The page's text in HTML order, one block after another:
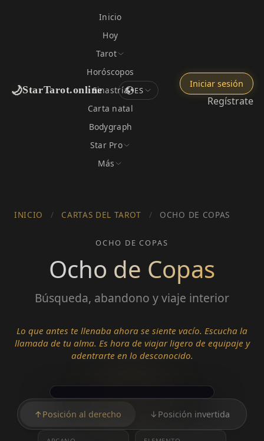
🌙StarTarot.online
Inicio
Hoy
Tarot
Horóscopos
Sinastría
Carta natal
Bodygraph
Star Pro
Más
ES
Iniciar sesión
Regístrate
INICIO / CARTAS DEL TAROT / OCHO DE COPAS
OCHO DE COPAS
Ocho de Copas
Búsqueda, abandono y viaje interior
Lo que antes te llenaba ahora se siente vacío. Escucha la
llamada de tu alma. Es hora de viajar ligero de equipaje y
adentrarte en lo desconocido.
↑ Posición al derecho ↓ Posición invertida